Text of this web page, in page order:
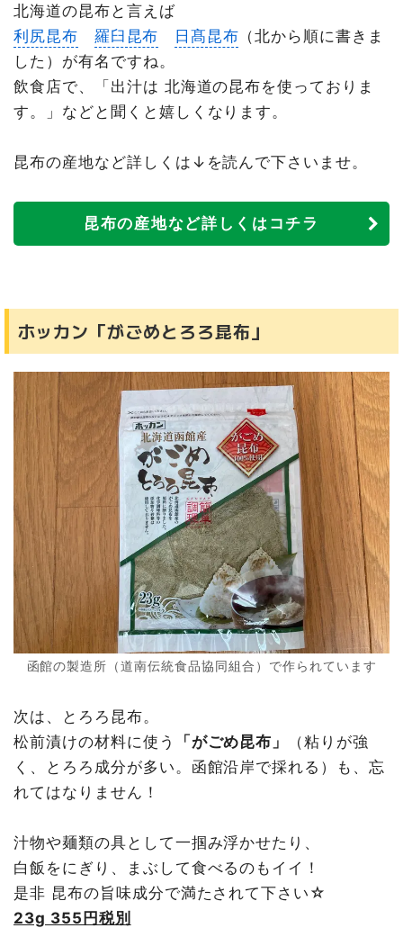
北海道の昆布と言えば
利尻昆布
羅臼昆布 日髙昆布 （北から順に書きま
した）が有名ですね。
飲食店で、「出汁は 北海道の昆布を使っておりま
す。」などと聞くと嬉しくなります。
昆布の産地など詳しくは↓を読んで下さいませ。
昆布の産地など詳しくはコチラ
ホッカン「がごめとろろ昆布」
函館の製造所（道南伝統食品協同組合）で作られています
次は、とろろ昆布。
松前漬けの材料に使う
「がごめ昆布」
（粘りが強
く、とろろ成分が多い。函館沿岸で採れる）も、忘
れてはなりません！
汁物や麺類の具として一掴み浮かせたり、
白飯をにぎり、まぶして食べるのもイイ！
是非 昆布の旨味成分で満たされて下さい☆
23g 355円税別